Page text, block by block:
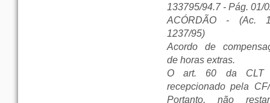
133795/94.7 - Pág. 01/
ACÓRDÃO - (Ac.
1237/95)
Acordo de
de horas extras.
O art. 60 da CLT
recepcionado pela
Portanto, não